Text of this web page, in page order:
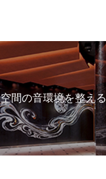
空間の音環境を整え